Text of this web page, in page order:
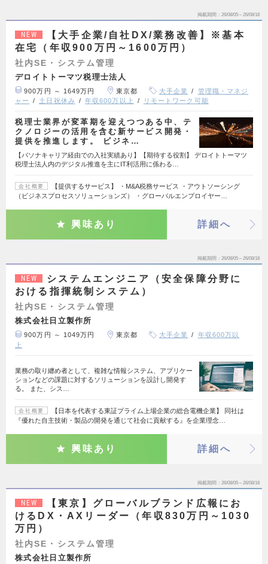
掲載期間 26/08/05～26/08/18
NEW
【大手企業/自社DX/業務改善】※基本
在宅（年収900万円～1600万円）
社内SE・システム管理
デロイトトーマツ税理士法人
900万円 ～ 1649万円 東京都 大手企業
管理職・マネジ
ャー
土日祝休み 年収600万以上 リモートワーク可能
税理士業界が変革期を迎えつつある中、テ
クノロジーの活用を含む新サービス開発・
提供を推進します。 ビジネ…
【パソナキャリア経由での入社実績あり】【期待する役割】 デロイトトーマツ
税理士法人内のデジタル推進を主にIT利活用に係わる…
会社概要
【提供するサービス】 ・M&A税務サービス ・アウトソーシング
（ビジネスプロセスソリューションズ） ・グローバルエンプロイヤー…
興味あり 詳細へ
掲載期間 26/08/05～26/08/18
NEW
システムエンジニア（安全保障分野に
おける指揮統制システム）
社内SE・システム管理
株式会社日立製作所
900万円 ～ 1049万円 東京都 大手企業
年収600万以
上
業務の取り纏め者として、複雑な情報システム、アプリケー
ションなどの課題に対するソリューションを設計し開発す
る。 また、シス…
会社概要
【日本を代表する東証プライム上場企業の総合電機企業】 同社は
『優れた自主技術・製品の開発を通じて社会に貢献する』を企業理念…
興味あり 詳細へ
掲載期間 26/08/05～26/08/18
NEW
【東京】グローバルブランド広報にお
けるDX・AXリーダー（年収830万円～1030
万円）
社内SE・システム管理
株式会社日立製作所